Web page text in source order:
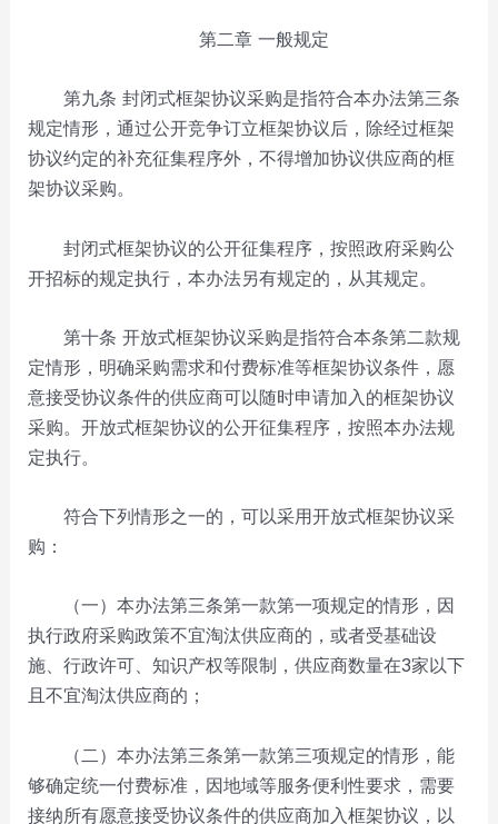
第二章 一般规定
第九条 封闭式框架协议采购是指符合本办法第三条
规定情形，通过公开竞争订立框架协议后，除经过框架
协议约定的补充征集程序外，不得增加协议供应商的框
架协议采购。
封闭式框架协议的公开征集程序，按照政府采购公
开招标的规定执行，本办法另有规定的，从其规定。
第十条 开放式框架协议采购是指符合本条第二款规
定情形，明确采购需求和付费标准等框架协议条件，愿
意接受协议条件的供应商可以随时申请加入的框架协议
采购。开放式框架协议的公开征集程序，按照本办法规
定执行。
符合下列情形之一的，可以采用开放式框架协议采
购：
（一）本办法第三条第一款第一项规定的情形，因
执行政府采购政策不宜淘汰供应商的，或者受基础设
施、行政许可、知识产权等限制，供应商数量在3家以下
且不宜淘汰供应商的；
（二）本办法第三条第一款第三项规定的情形，能
够确定统一付费标准，因地域等服务便利性要求，需要
接纳所有愿意接受协议条件的供应商加入框架协议，以